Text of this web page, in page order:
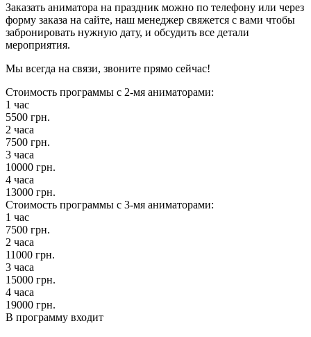
Заказать аниматора на праздник можно по телефону или через
форму заказа на сайте, наш менеджер свяжется с вами чтобы
забронировать нужную дату, и обсудить все детали
мероприятия.
Мы всегда на связи, звоните прямо сейчас!
Стоимость программы с 2-мя аниматорами:
1 час
5500 грн.
2 часа
7500 грн.
3 часа
10000 грн.
4 часа
13000 грн.
Стоимость программы с 3-мя аниматорами:
1 час
7500 грн.
2 часа
11000 грн.
3 часа
15000 грн.
4 часа
19000 грн.
В программу входит